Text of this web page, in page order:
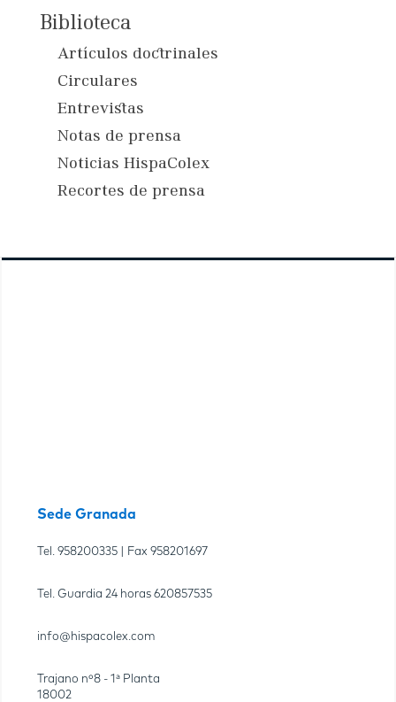
Biblioteca
Artículos doctrinales
Circulares
Entrevistas
Notas de prensa
Noticias HispaColex
Recortes de prensa
Sede Granada
Tel. 958200335 | Fax 958201697
Tel. Guardia 24 horas 620857535
info@hispacolex.com
Trajano nº8 - 1ª Planta
18002